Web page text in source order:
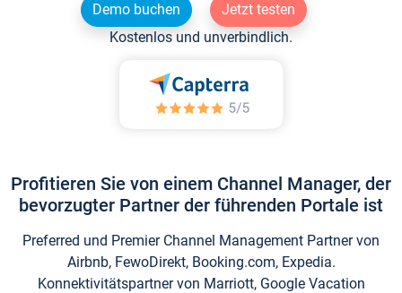
Demo buchen
Jetzt testen
Kostenlos und unverbindlich.
Profitieren Sie von einem Channel Manager, der
bevorzugter Partner der führenden Portale ist
Preferred und Premier Channel Management Partner von
Airbnb, FewoDirekt, Booking.com, Expedia.
Konnektivitätspartner von Marriott, Google Vacation